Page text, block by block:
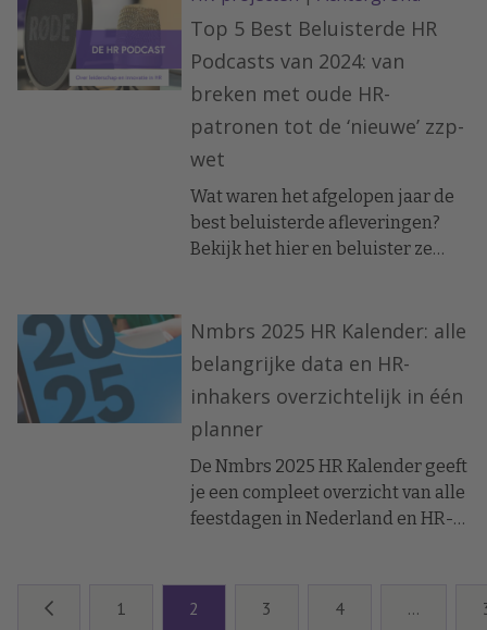
strategische invloed.
Top 5 Best Beluisterde HR
Podcasts van 2024: van
breken met oude HR-
patronen tot de ‘nieuwe’ zzp-
wet
Wat waren het afgelopen jaar de
best beluisterde afleveringen?
Bekijk het hier en beluister ze
Nmbrs 2025 HR Kalender: alle
belangrijke data en HR-
inhakers overzichtelijk in één
planner
De Nmbrs 2025 HR Kalender geeft
je een compleet overzicht van alle
feestdagen in Nederland en HR-
1 2 3 4 …